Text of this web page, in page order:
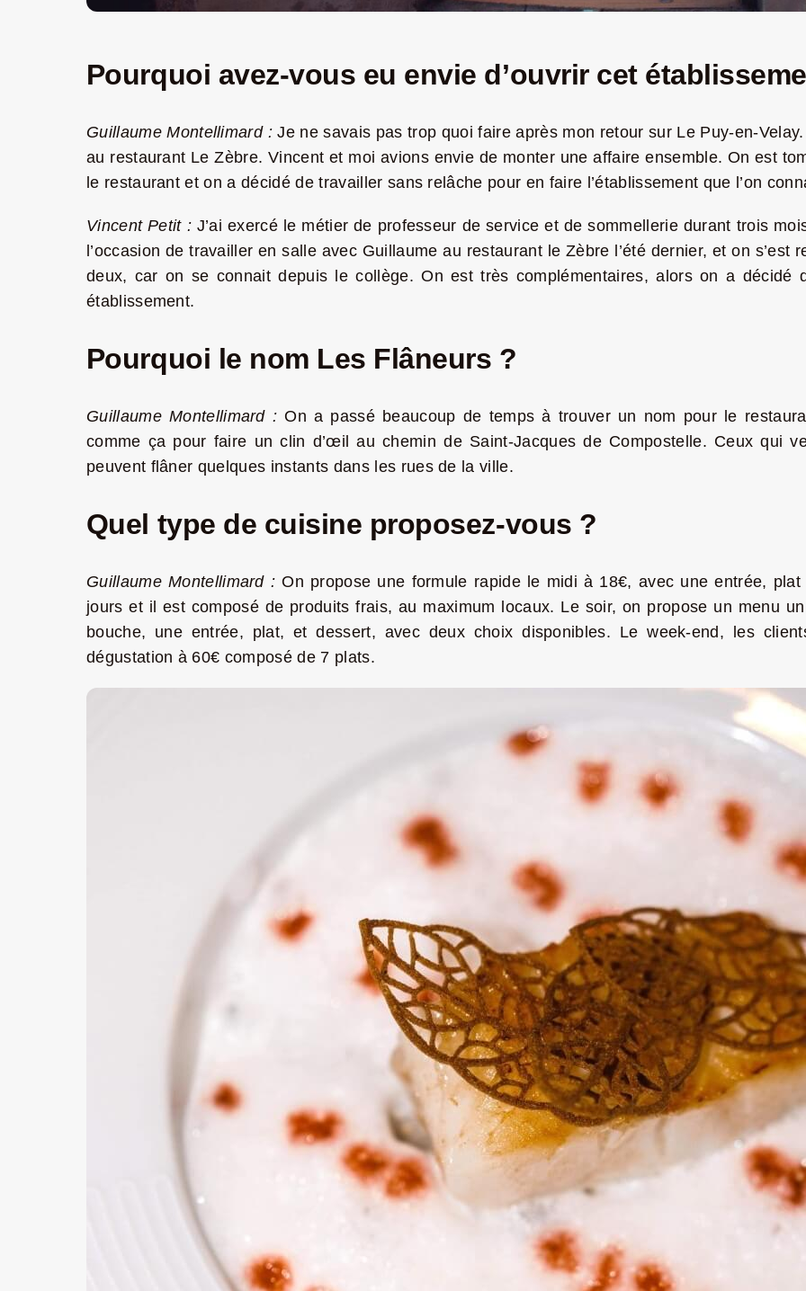
Pourquoi avez-vous eu envie d’ouvrir cet
Guillaume Montellimard :Je ne savais pas trop quoi faire après mon retour sur Le Puy-en-
au restaurant Le Zèbre. Vincent et moi avions envie de monter une affaire ensemble. On est
le restaurant et on a décidé de travailler sans relâche pour en faire l’établissement que l’on
Vincent Petit :J’ai exercé le métier de professeur de service et de sommellerie durant trois
l’occasion de travailler en salle avec Guillaume au restaurant le Zèbre l’été dernier, et on
deux, car on se connait depuis le collège. On est très complémentaires, alors on a décidé
établissement.
Pourquoi le nom Les Flâneurs ?
Guillaume Montellimard : On a passé beaucoup de temps à trouver un nom pour le
comme ça pour faire un clin d’œil au chemin de Saint-Jacques de Compostelle. Ceux qui
peuvent flâner quelques instants dans les rues de la ville.
Quel type de cuisine proposez-vous ?
Guillaume Montellimard : On propose une formule rapide le midi à 18€, avec une entrée,
jours et il est composé de produits frais, au maximum locaux. Le soir, on propose un menu
bouche, une entrée, plat, et dessert, avec deux choix disponibles. Le week-end, les
dégustation à 60€ composé de 7 plats.